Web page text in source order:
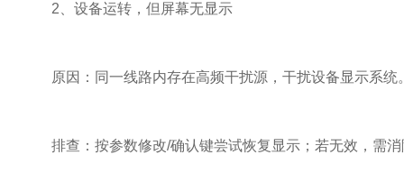
2、设备运转，但屏幕无显示
原因：同一线路内存在高频干扰源，干扰设备显示系统
排查：按参数修改/确认键尝试恢复显示；若无效，需消